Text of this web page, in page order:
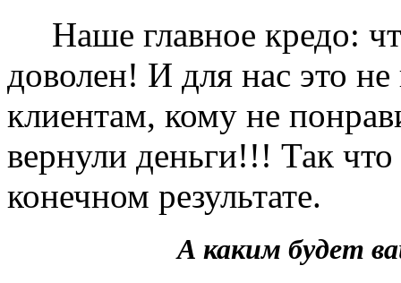
Наше главное кредо:
доволен! И для нас это
клиентам, кому не
вернули деньги!!! Так
конечном результате.
А каким будет